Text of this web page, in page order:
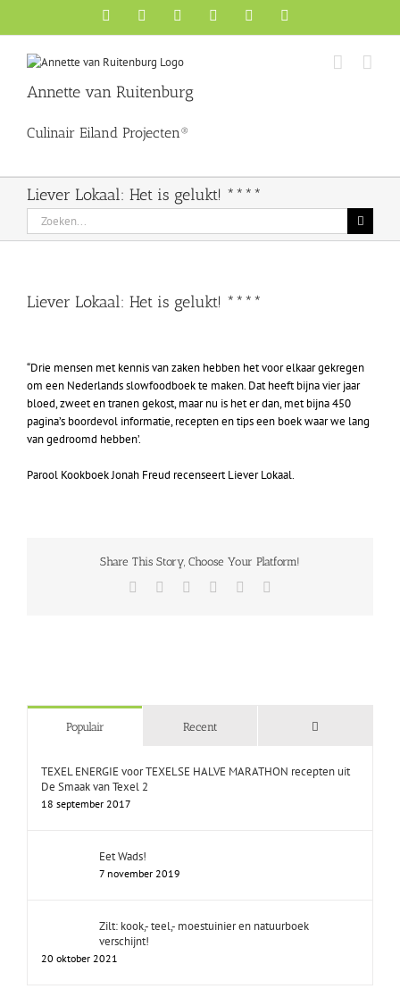
Facebook YouTubeInstagramPinterest
Annette van Ruitenburg
Culinair Eiland Projecten®
Liever Lokaal: Het is gelukt! ****
Zoeken
naar:
Liever Lokaal: Het is gelukt! ****
afbeelding
“Drie mensen met kennis van zaken hebben het voor elkaar gekregen
om een Nederlands slowfoodboek te maken. Dat heeft bijna vier jaar
bloed, zweet en tranen gekost, maar nu is het er dan, met bijna 450
pagina’s boordevol informatie, recepten en tips een boek waar we lang
van gedroomd hebben’.
Parool Kookboek Jonah Freud recenseert Liever Lokaal.
Share This Story, Choose Your Platform!
Facebook LinkedIn
TumblrPinterest
Populair Recent
TEXEL ENERGIE voor TEXELSE HALVE MARATHON recepten uit
De Smaak van Texel 2
18 september 2017
Eet Wads!
7 november 2019
Zilt: kook,- teel,- moestuinier en natuurboek
verschijnt!
20 oktober 2021